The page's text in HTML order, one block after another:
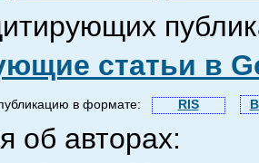
статьи в
в формате: RIS
об авторах: